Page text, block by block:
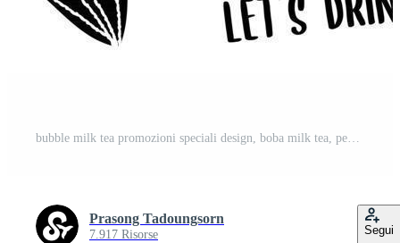
bubble milk tea promozioni speciali design, boba milk tea, pearl milk tea, deliziose bevande, caffè e bibite analcoliche con logo e banner pubblicitario simpatico e divertente in stile doodle. illustrazione vettoriale. Vettore Pro
Prasong Tadoungsorn
7.917 Risorse Segui